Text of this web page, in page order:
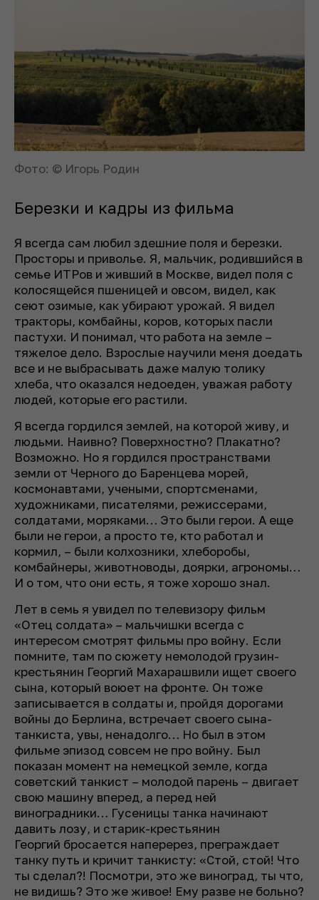
Фото: © Игорь Родин
Березки и кадры из фильма
Я всегда сам любил здешние поля и березки.
Просторы и приволье. Я, мальчик, родившийся в
семье ИТРов и живший в Москве, видел поля с
колосящейся пшеницей и овсом, видел, как
сеют озимые, как убирают урожай. Я видел
тракторы, комбайны, коров, которых пасли
пастухи. И понимал, что работа на земле –
тяжелое дело. Взрослые научили меня доедать
все и не выбрасывать даже малую толику
хлеба, что оказался недоеден, уважая работу
людей, которые его растили.
Я всегда гордился землей, на которой живу, и
людьми. Наивно? Поверхностно? Плакатно?
Возможно. Но я гордился пространствами
земли от Черного до Баренцева морей,
космонавтами, учеными, спортсменами,
художниками, писателями, режиссерами,
солдатами, моряками… Это были герои. А еще
были не герои, а просто те, кто работал и
кормил, – были колхозники, хлеборобы,
комбайнеры, животноводы, доярки, агрономы…
И о том, что они есть, я тоже хорошо знал.
Лет в семь я увидел по телевизору фильм
«Отец солдата» – мальчишки всегда с
интересом смотрят фильмы про войну. Если
помните, там по сюжету немолодой грузин-
крестьянин Георгий Махарашвили ищет своего
сына, который воюет на фронте. Он тоже
записывается в солдаты и, пройдя дорогами
войны до Берлина, встречает своего сына-
танкиста, увы, ненадолго… Но был в этом
фильме эпизод совсем не про войну. Был
показан момент на немецкой земле, когда
советский танкист – молодой парень – двигает
свою машину вперед, а перед ней
виноградники… Гусеницы танка начинают
давить лозу, и старик-крестьянин
Георгий бросается наперерез, преграждает
танку путь и кричит танкисту: «Стой, стой! Что
ты сделал?! Посмотри, это же виноград, ты что,
не видишь? Это же живое! Ему разве не больно?